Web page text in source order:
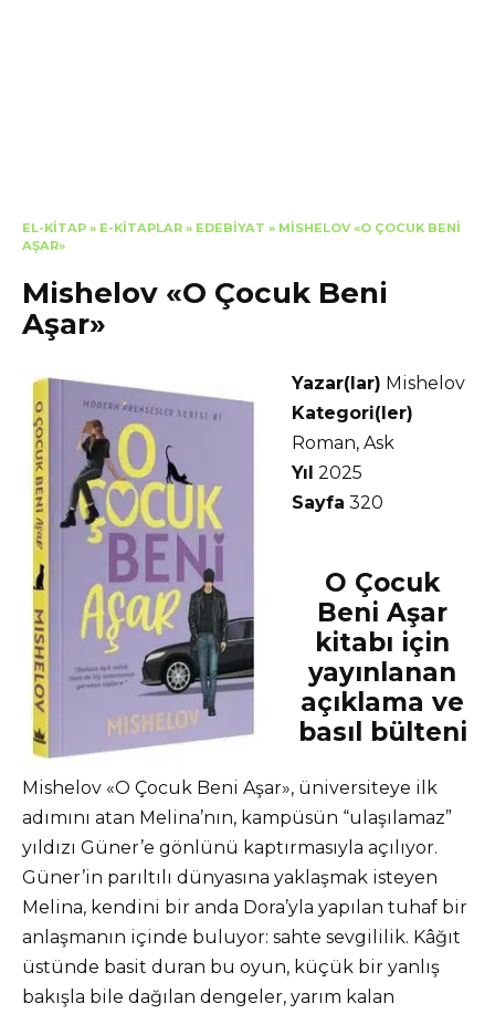
EL-KITAP » E-KITAPLAR » EDEBIYAT » MISHELOV «O ÇOCUK BENI
AŞAR»
Mishelov «O Çocuk Beni
Aşar»
Yazar(lar) Mishelov
Kategori(ler)
Roman, Ask
Yıl 2025
Sayfa 320
O Çocuk
Beni Aşar
kitabı için
yayınlanan
açıklama ve
basıl bülteni
Mishelov «O Çocuk Beni Aşar», üniversiteye ilk
adımını atan Melina’nın, kampüsün “ulaşılamaz”
yıldızı Güner’e gönlünü kaptırmasıyla açılıyor.
Güner’in parıltılı dünyasına yaklaşmak isteyen
Melina, kendini bir anda Dora’yla yapılan tuhaf bir
anlaşmanın içinde buluyor: sahte sevgililik. Kâğıt
üstünde basit duran bu oyun, küçük bir yanlış
bakışla bile dağılan dengeler, yarım kalan